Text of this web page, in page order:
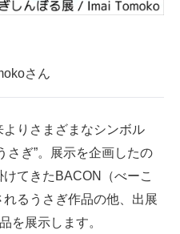
さん
りさまざまなシンボル
さぎ”。展示を企画したの
けてきたBACON（べーこ
るうさぎ作品の他、出展
を展示します。